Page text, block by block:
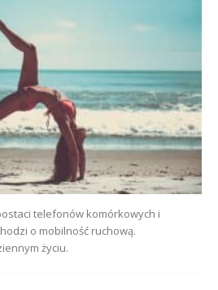
telefonów komórkowych i
o mobilność ruchową.
życiu.